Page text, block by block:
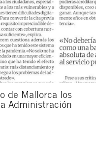
de Mallorca los
Administración